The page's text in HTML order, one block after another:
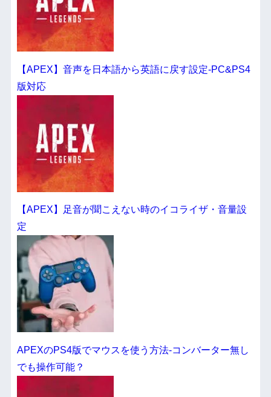
【APEX】音声を日本語から英語に戻す設定-PC&PS4
版対応
【APEX】足音が聞こえない時のイコライザ・音量設
定
APEXのPS4版でマウスを使う方法-コンバーター無し
でも操作可能？